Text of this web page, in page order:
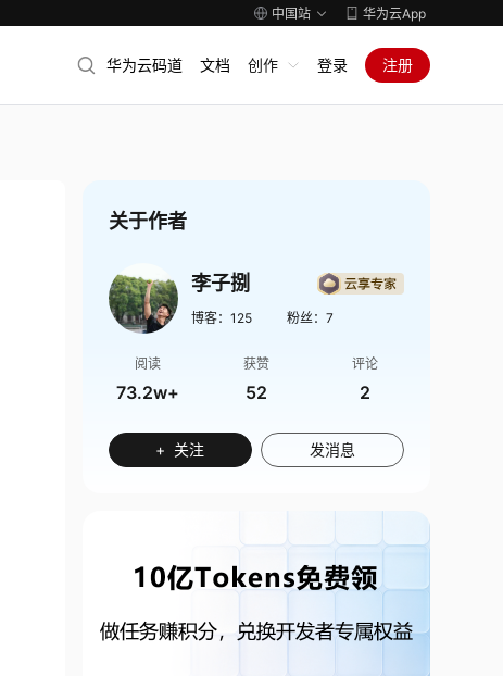
中国站 华为云App
华为云码道 文档 创作 登录 注册
关于作者
李子捌
博客： 125 粉丝： 7
阅读
73.2w+
获赞
52
评论
2
+ 关注 发消息